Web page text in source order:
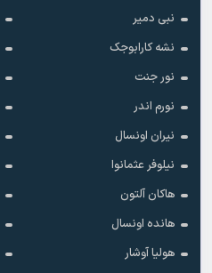
نبی دمیر
نشه کارابوجک
نور جنت
نورم اندر
نیران اونسال
نیلوفر عثمانوا
هاکان آلتون
هانده اونسال
هولیا آوشار